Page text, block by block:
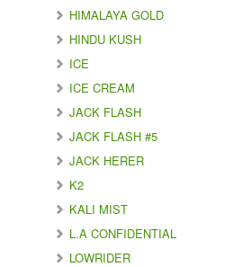
HIMALAYA GOLD
HINDU KUSH
ICE
ICE CREAM
JACK FLASH
JACK FLASH #5
JACK HERER
K2
KALI MIST
L.A CONFIDENTIAL
LOWRIDER